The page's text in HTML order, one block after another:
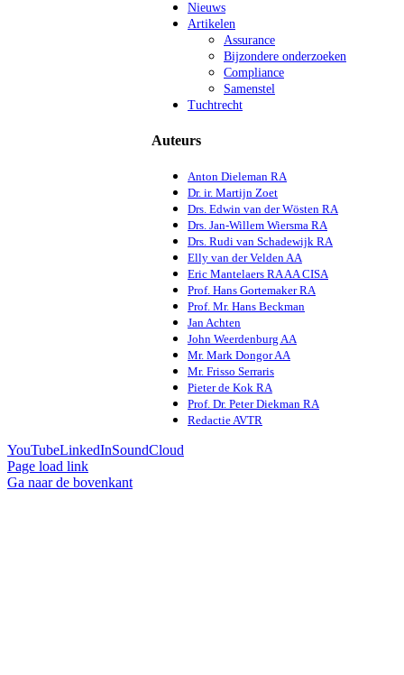
Nieuws
Artikelen
Assurance
Bijzondere onderzoeken
Compliance
Samenstel
Tuchtrecht
Auteurs
Anton Dieleman RA
Dr. ir. Martijn Zoet
Drs. Edwin van der Wösten RA
Drs. Jan-Willem Wiersma RA
Drs. Rudi van Schadewijk RA
Elly van der Velden AA
Eric Mantelaers RA AA CISA
Prof. Hans Gortemaker RA
Prof. Mr. Hans Beckman
Jan Achten
John Weerdenburg AA
Mr. Mark Dongor AA
Mr. Frisso Serraris
Pieter de Kok RA
Prof. Dr. Peter Diekman RA
Redactie AVTR
YouTubeLinkedInSoundCloud
Page load link
Ga naar de bovenkant